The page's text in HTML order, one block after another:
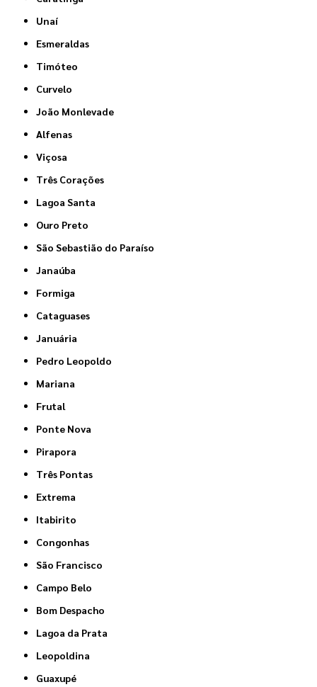
Unaí
Esmeraldas
Timóteo
Curvelo
João Monlevade
Alfenas
Viçosa
Três Corações
Lagoa Santa
Ouro Preto
São Sebastião do Paraíso
Janaúba
Formiga
Cataguases
Januária
Pedro Leopoldo
Mariana
Frutal
Ponte Nova
Pirapora
Três Pontas
Extrema
Itabirito
Congonhas
São Francisco
Campo Belo
Bom Despacho
Lagoa da Prata
Leopoldina
Guaxupé